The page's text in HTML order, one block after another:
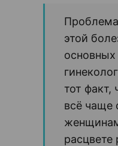
этой
тот факт,
всё чаще
расцвете